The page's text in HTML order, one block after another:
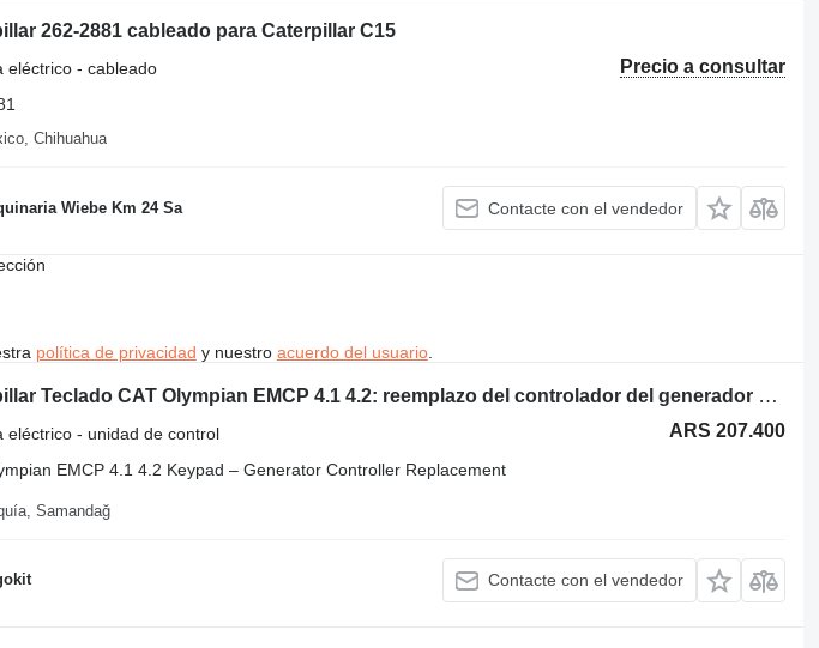
262-2881 cableado para Caterpillar C15
Precio a consultar
eléctrico - cableado
Chihuahua
Wiebe Km 24 Sa Contacte con el vendedor
política de privacidad y nuestro acuerdo del usuario.
Caterpillar Teclado CAT Olympian EMCP 4.1 4.2: reemplazo del controlador del generador unidad de control para Caterpillar generador eléctrico
ARS 207.400
eléctrico - unidad de control
EMCP 4.1 4.2 Keypad – Generator Controller Replacement
Samandağ
Contacte con el vendedor